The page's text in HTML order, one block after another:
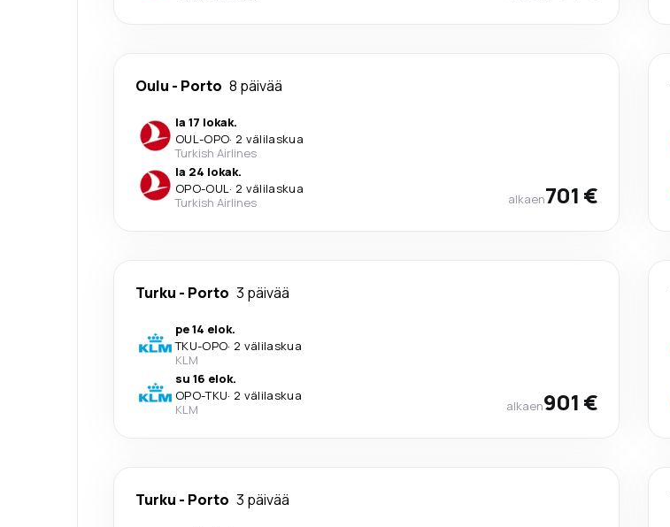
Oulu - Porto 8 päivää
la 17 lokak.
OUL-OPO· 2 välilaskua
Turkish Airlines
la 24 lokak.
OPO-OUL· 2 välilaskua
Turkish Airlines
alkaen701 €
Turku - Porto 3 päivää
pe 14 elok.
TKU-OPO· 2 välilaskua
KLM
su 16 elok.
OPO-TKU· 2 välilaskua
KLM
alkaen901 €
Turku - Porto 3 päivää